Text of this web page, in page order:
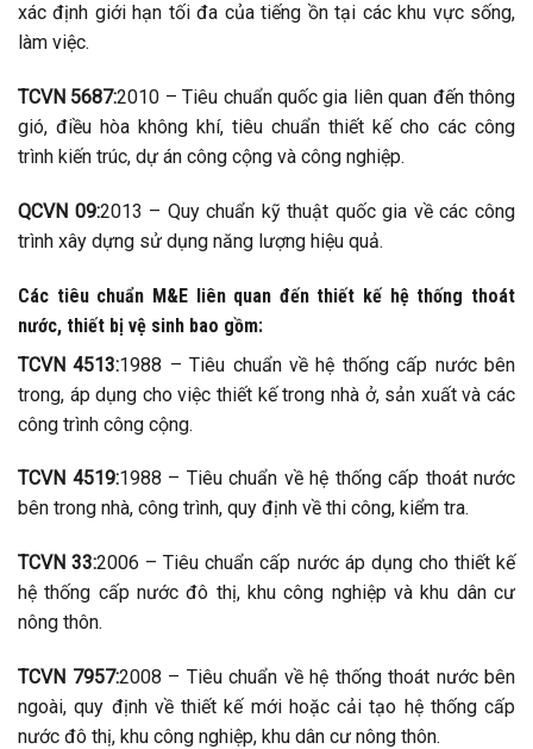
xác định giới hạn tối đa của tiếng ồn tại các khu vực sống,
làm việc.
TCVN 5687:2010 – Tiêu chuẩn quốc gia liên quan đến thông
gió, điều hòa không khí, tiêu chuẩn thiết kế cho các công
trình kiến trúc, dự án công cộng và công nghiệp.
QCVN 09:2013 – Quy chuẩn kỹ thuật quốc gia về các công
trình xây dựng sử dụng năng lượng hiệu quả.
Các tiêu chuẩn M&E liên quan đến thiết kế hệ thống thoát
nước, thiết bị vệ sinh bao gồm:
TCVN 4513:1988 – Tiêu chuẩn về hệ thống cấp nước bên
trong, áp dụng cho việc thiết kế trong nhà ở, sản xuất và các
công trình công cộng.
TCVN 4519:1988 – Tiêu chuẩn về hệ thống cấp thoát nước
bên trong nhà, công trình, quy định về thi công, kiểm tra.
TCVN 33:2006 – Tiêu chuẩn cấp nước áp dụng cho thiết kế
hệ thống cấp nước đô thị, khu công nghiệp và khu dân cư
nông thôn.
TCVN 7957:2008 – Tiêu chuẩn về hệ thống thoát nước bên
ngoài, quy định về thiết kế mới hoặc cải tạo hệ thống cấp
nước đô thị, khu công nghiệp, khu dân cư nông thôn.